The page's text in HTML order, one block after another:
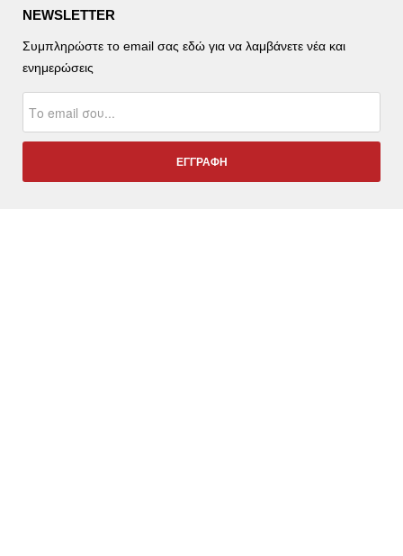
NEWSLETTER
Συμπληρώστε το email σας εδώ για να λαμβάνετε νέα και
ενημερώσεις